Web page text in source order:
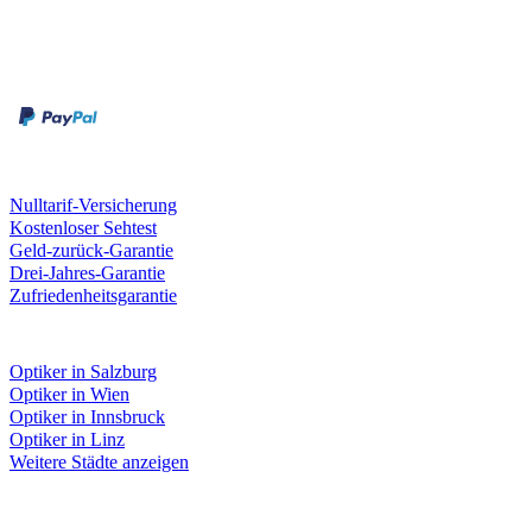
Nulltarif-Versicherung
Kostenloser Sehtest
Geld-zurück-Garantie
Drei-Jahres-Garantie
Zufriedenheitsgarantie
Optiker in Salzburg
Optiker in Wien
Optiker in Innsbruck
Optiker in Linz
Weitere Städte anzeigen